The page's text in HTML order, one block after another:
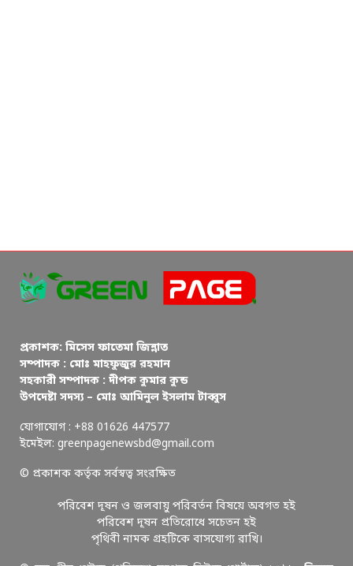
প্রকাশক: মিসেস ফাতেমা জিন্নাত
সম্পাদক : মোঃ মাহফুজুর রহমান
সহকারী সম্পাদক : দীপক কুমার কুন্ড
উপদেষ্টা সদস্য – মোঃ আমিনুল ইসলাম টাব্বুস
যোগাযোগ : +88 01626 447577
ইমেইল: greenpagenewsbd@gmail.com
© প্রকাশক কর্তৃক সর্বস্বত্ব সংরক্ষিত
পরিবেশ দূষন ও জলবায়ু পরিবর্তন বিষয়ে অবগত হই
পরিবেশ দূষন প্রতিরোধে সচেতন হই
পৃথিবী নামক গ্রহটিকে বাসযোগ্য রাখি।